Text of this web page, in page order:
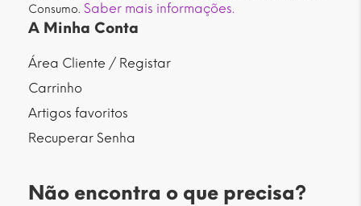
Consumo. Saber mais informações.
A Minha Conta
Área Cliente / Registar
Carrinho
Artigos favoritos
Recuperar Senha
Não encontra o que precisa?